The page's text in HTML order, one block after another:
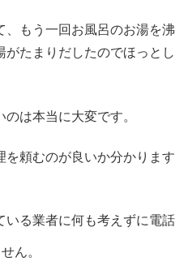
、もう一回お風呂のお湯を沸
たまりだしたのでほっとし
は本当に大変です。
を頼むのが良いか分かります
いる業者に何も考えずに電話
ん。